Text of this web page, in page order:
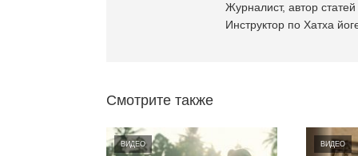
Журналист, автор
Инструктор по Хатха
Смотрите также
ВИДЕО ВИДЕО